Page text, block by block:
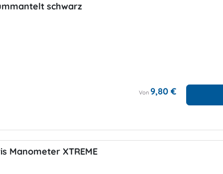
schwarz
Von 9,80 €
Manometer XTREME